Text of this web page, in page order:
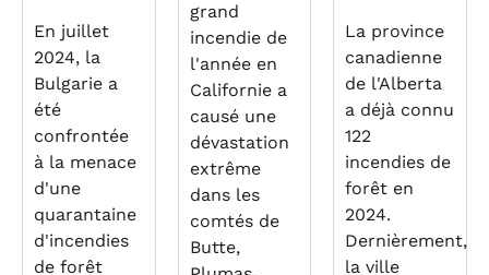
En juillet
2024, la
Bulgarie a
été
confrontée
à la menace
d'une
quarantaine
d'incendies
de forêt
grand
incendie de
l'année en
Californie a
causé une
dévastation
extrême
dans les
comtés de
Butte,
La province
canadienne
de l'Alberta
a déjà connu
122
incendies de
forêt en
2024.
Dernièrement,
la ville